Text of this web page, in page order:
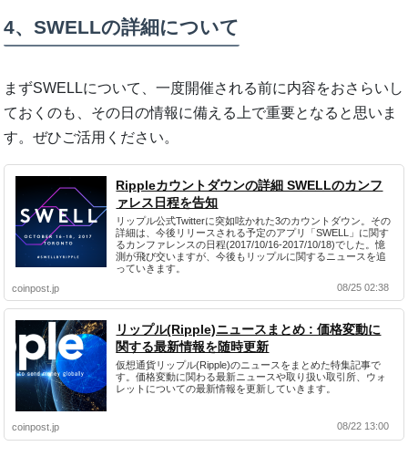
4、SWELLの詳細について
まずSWELLについて、一度開催される前に内容をおさらいし
ておくのも、その日の情報に備える上で重要となると思いま
す。ぜひご活用ください。
Rippleカウントダウンの詳細 SWELLのカンフ
ァレス日程を告知
リップル公式Twitterに突如呟かれた3のカウントダウン。その
詳細は、今後リリースされる予定のアプリ「SWELL」に関す
るカンファレンスの日程(2017/10/16-2017/10/18)でした。憶
測が飛び交いますが、今後もリップルに関するニュースを追
っていきます。
coinpost.jp
08/25 02:38
リップル(Ripple)ニュースまとめ : 価格変動に
関する最新情報を随時更新
仮想通貨リップル(Ripple)のニュースをまとめた特集記事で
す。価格変動に関わる最新ニュースや取り扱い取引所、ウォ
レットについての最新情報を更新していきます。
coinpost.jp 08/22 13:00